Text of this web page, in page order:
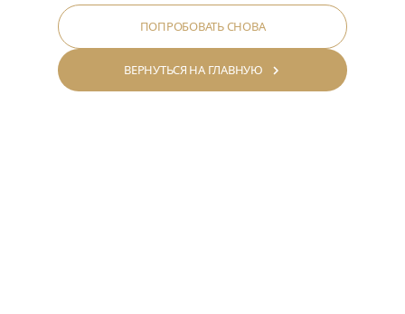
ПОПРОБОВАТЬ СНОВА
ВЕРНУТЬСЯ НА ГЛАВНУЮ